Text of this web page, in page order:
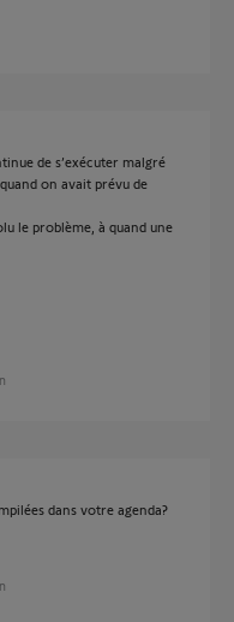
de s’exécuter malgré
on avait prévu de
le problème, à quand une
dans votre agenda?